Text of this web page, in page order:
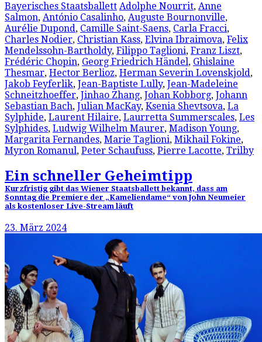
Bayerisches Staatsballett Adolphe Nourrit, Anne
Salmon, António Casalinho, Auguste Bournonville,
Aurélie Dupond, Camille Saint-Saens, Carla Fracci,
Charles Nodier, Christian Kass, Elvina Ibraimova, Felix
Mendelssohn-Bartholdy, Filippo Taglioni, Franz Liszt,
Frédéric Chopin, Georg Friedrich Händel, Ghislaine
Thesmar, Hector Berlioz, Herman Severin Lovenskjold,
Jakob Feyferlik, Jean-Baptiste Lully, Jean-Madeleine
Schneitzhoeffer, Jinhao Zhang, Johan Kobborg, Johann
Sebastian Bach, Julian MacKay, Ksenia Shevtsova, La
Sylphide, Laurent Hilaire, Laurretta Summerscales, Les
Sylphides, Ludwig Wilhelm Maurer, Madison Young,
Margarita Fernandes, Marie Taglioni, Mikhail Fokine,
Myron Romanul, Peter Schaufuss, Pierre Lacotte, Trilby
Ein schneller Geheimtipp
Kurzfristig gibt das Wiener Staatsballett bekannt, dass am
Sonntag die Premiere der „Kameliendame“ von John Neumeier
als kostenloser Live-Stream läuft
23. März 2024